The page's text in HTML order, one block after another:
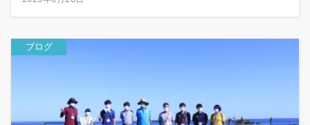
ブログ